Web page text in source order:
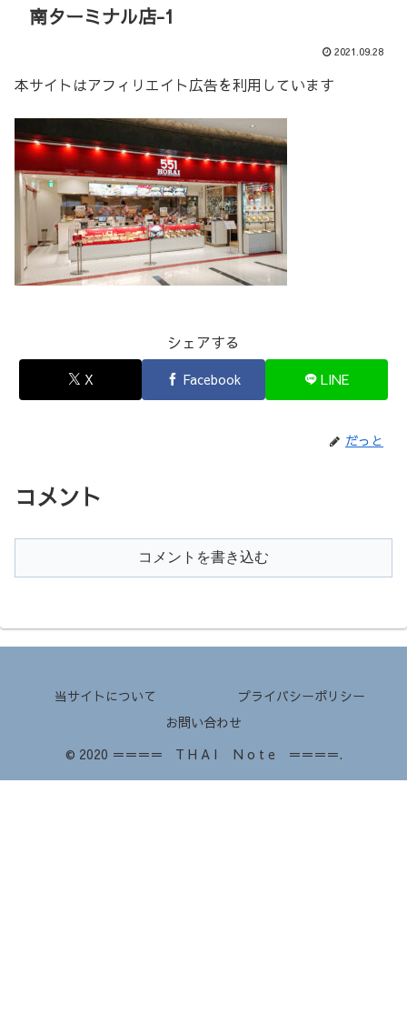
南ターミナル店-1
2021.09.28
本サイトはアフィリエイト広告を利用しています
シェアする
X Facebook LINE
だっと
コメント
コメントを書き込む
当サイトについて
プライバシーポリシー
お問い合わせ
© 2020 ＝＝＝＝ T H A I N o t e ＝＝＝＝.